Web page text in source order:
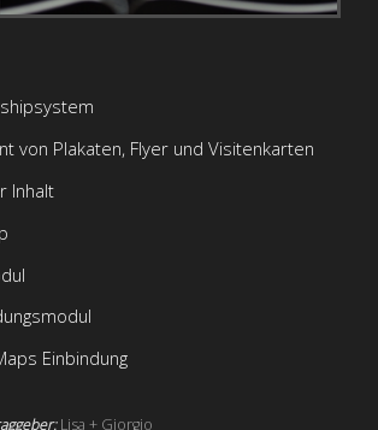
von Plakaten, Flyer und Visitenkarten
Inhalt
Einbindung
Lisa + Giorgio